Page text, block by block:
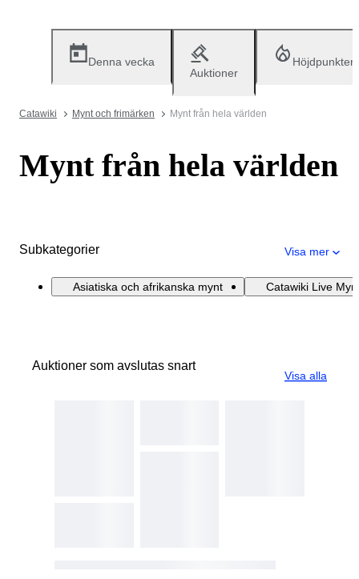
Denna vecka
Auktioner
Höjdpunkter
Catawiki Mynt och frimärken Mynt från hela världen
Mynt från hela världen
Subkategorier Visa mer
Asiatiska och afrikanska mynt Catawiki Live
Auktioner som avslutas snart
Visa alla